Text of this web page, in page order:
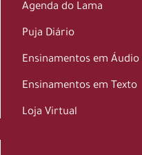
Agenda do Lama
Puja Diário
Ensinamentos em Áudio
Ensinamentos em Texto
Loja Virtual